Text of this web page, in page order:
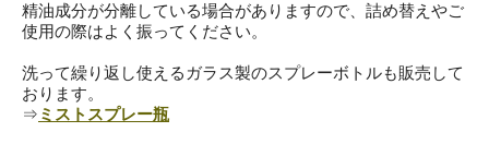
精油成分が分離している場合がありますので、詰め替えやご
使用の際はよく振ってください。
洗って繰り返し使えるガラス製のスプレーボトルも販売して
おります。
⇒ ミストスプレー瓶